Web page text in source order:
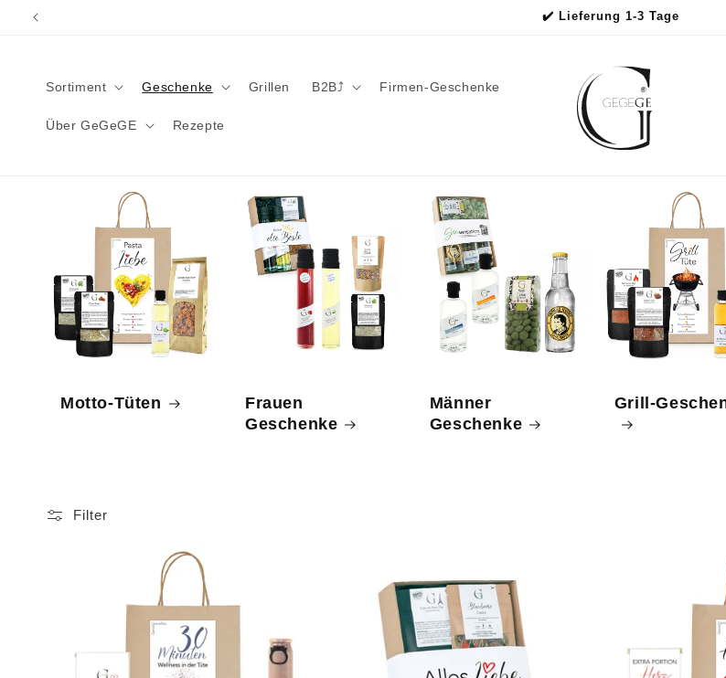
zum
✔️ Kauf auf Rechnung
Sortiment Geschenke Grillen B2B⤴︎ Firmen-Geschenke
Über GeGeGE Rezepte
Motto-Tüten
Frauen
Geschenke
Männer
Geschenke
Grill-
Filter